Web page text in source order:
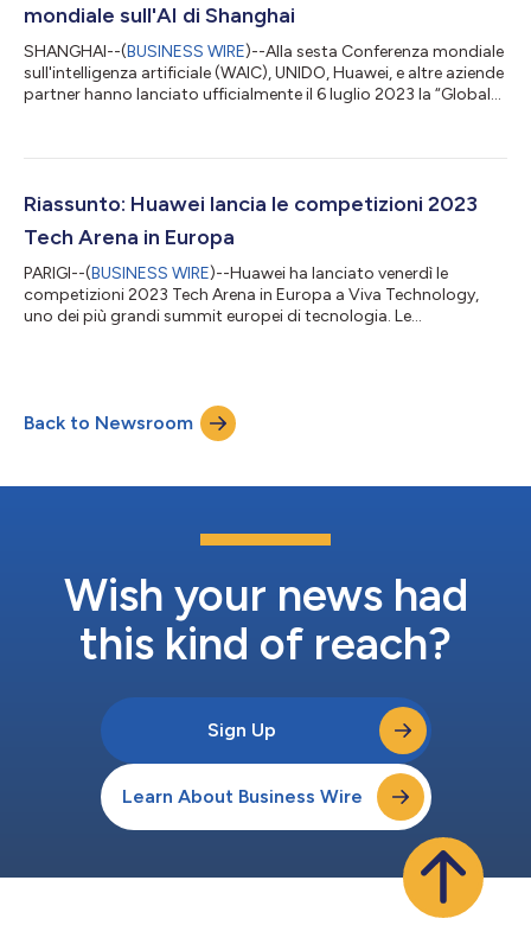
mondiale sull'AI di Shanghai
SHANGHAI--(BUSINESS WIRE)--Alla sesta Conferenza mondiale
sull'intelligenza artificiale (WAIC), UNIDO, Huawei, e altre aziende
partner hanno lanciato ufficialmente il 6 luglio 2023 la “Global
integrerà i partner pubblici e privati per promuovere l'utilizzo
alla produzione. Rivolgendosi al pubblico della WAIC durante l...
Riassunto: Huawei lancia le competizioni 2023
Tech Arena in Europa
PARIGI--(BUSINESS WIRE)--Huawei ha lanciato venerdì le
competizioni 2023 Tech Arena in Europa a Viva Technology,
uno dei più grandi summit europei di tecnologia. Le
maggiori opportunità di provare e imparare a risolvere i
problemi del mondo reale. Liu Shaowei, Presidente del Huawei’s
European Research Institute...
Back to Newsroom
Wish your news had
this kind of reach?
Sign Up
Learn About Business Wire